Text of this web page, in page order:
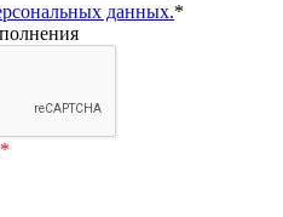
данных.*
*